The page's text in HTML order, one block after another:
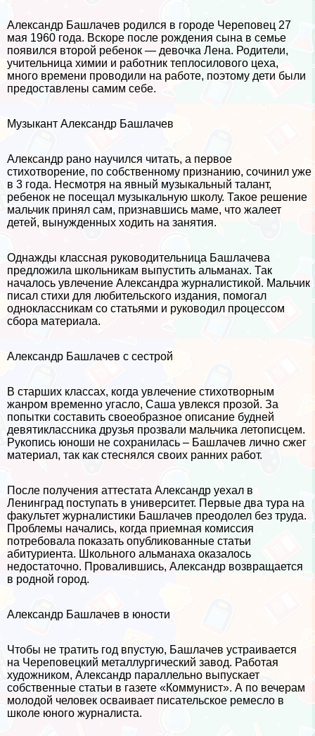
Александр Башлачев родился в городе Череповец 27
мая 1960 года. Вскоре после рождения сына в семье
появился второй ребенок — дeвoчка Лена. Родители,
учительница химии и работник теплосилового цеха,
много времени проводили на работе, поэтому дети были
предоставлены самим себе.
Музыкант Александр Башлачев
Александр рано научился читать, а первое
стихотворение, по собственному признанию, сочинил уже
в 3 года. Несмотря на явный музыкальный талант,
ребенок не посещал музыкальную школу. Такое решение
мальчик принял сам, признавшись маме, что жалеет
детей, вынужденных ходить на занятия.
Однажды классная руководительница Башлачева
предложила школьникам выпустить альманах. Так
началось увлечение Александра журналистикой. Мальчик
писал стихи для любительского издания, помогал
одноклассникам со статьями и руководил процессом
сбора материала.
Александр Башлачев с сестрой
В старших классах, когда увлечение стихотворным
жанром временно угасло, Саша увлекся прозой. За
попытки составить своеобразное описание будней
девятиклассника друзья прозвали мальчика летописцем.
Рукопись юноши не сохранилась – Башлачев лично сжег
материал, так как стеснялся своих ранних работ.
После получения аттестата Александр уехал в
Ленинград поступать в университет. Первые два тура на
факультет журналистики Башлачев преодолел без труда.
Проблемы начались, когда приемная комиссия
потребовала показать опубликованные статьи
абитуриента. Школьного альманаха оказалось
недостаточно. Провалившись, Александр возвращается
в родной город.
Александр Башлачев в юности
Чтобы не тратить год впустую, Башлачев устраивается
на Череповецкий металлургический завод. Работая
художником, Александр параллельно выпускает
собственные статьи в газете «Коммунист». А по вечерам
молодой человек осваивает писательское ремесло в
школе юного журналиста.